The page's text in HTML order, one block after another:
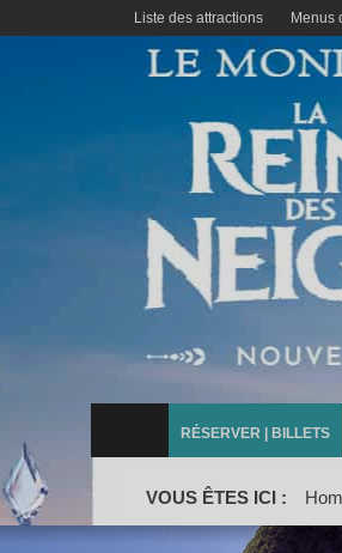
Liste des attractions Menus
RÉSERVER | BILLETS
VOUS ÊTES ICI :